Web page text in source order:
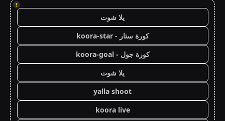
!
يلا شوت
كورة ستار - koora-star
كورة جول - koora-goal
يلا شوت
yalla shoot
koora live